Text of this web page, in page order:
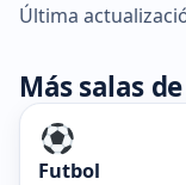
Última
Más salas
Futbol